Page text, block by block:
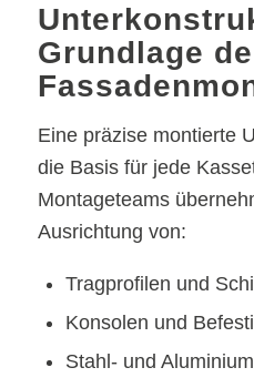
Grundlage
Eine präzise montierte
die Basis für jede
Montageteams
Ausrichtung von:
Tragprofilen und
Konsolen und
Stahl- und